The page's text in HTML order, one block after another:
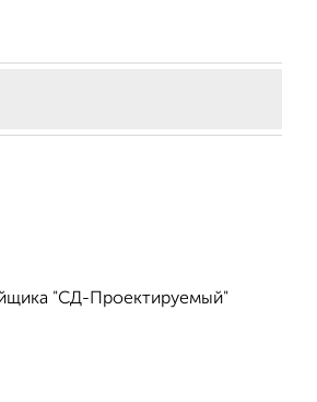
"СД-Проектируемый"